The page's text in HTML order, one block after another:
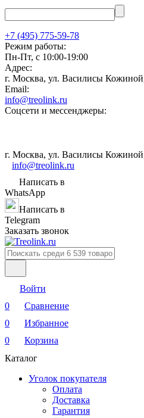
+7 (495) 775-59-78
Режим работы:
Пн-Пт, с 10:00-19:00
Адрес:
г. Москва, ул. Василисы
Email:
info@treolink.ru
Соцсети и мессенджеры:
г. Москва, ул. Василисы
info@treolink.ru
Написать в
WhatsApp
Написать в
Telegram
Заказать звонок
Войти
0
Сравнение
0
Избранное
0
Корзина
Каталог
Уголок покупателя
Оплата
Доставка
Гарантия